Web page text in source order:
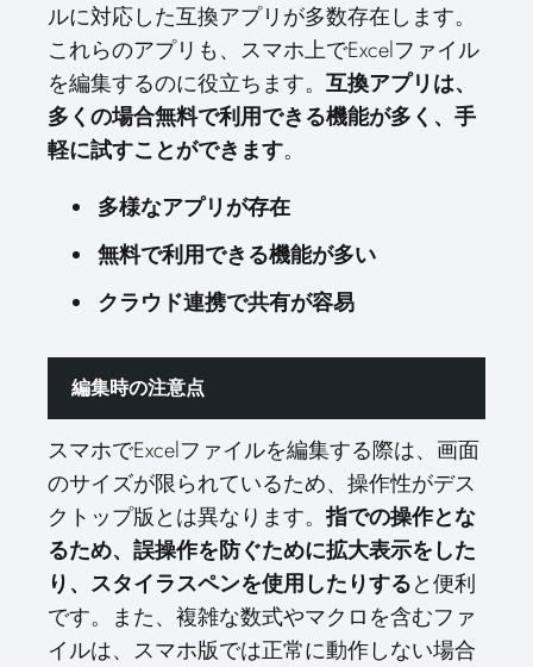
ルに対応した互換アプリが多数存在します。
これらのアプリも、スマホ上でExcelファイル
を編集するのに役立ちます。 互換アプリは、
多くの場合無料で利用できる機能が多く、手
軽に試すことができます。
多様なアプリが存在
無料で利用できる機能が多い
クラウド連携で共有が容易
編集時の注意点
スマホでExcelファイルを編集する際は、画面
のサイズが限られているため、操作性がデス
クトップ版とは異なります。指での操作とな
るため、誤操作を防ぐために拡大表示をした
り、スタイラスペンを使用したりすると便利
です。また、複雑な数式やマクロを含むファ
イルは、スマホ版では正常に動作しない場合